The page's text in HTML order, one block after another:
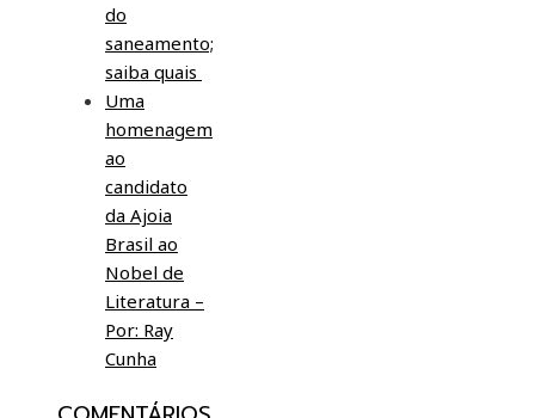
do
saneamento;
saiba quais
Uma
homenagem
ao
candidato
da Ajoia
Brasil ao
Nobel de
Literatura –
Por: Ray
Cunha